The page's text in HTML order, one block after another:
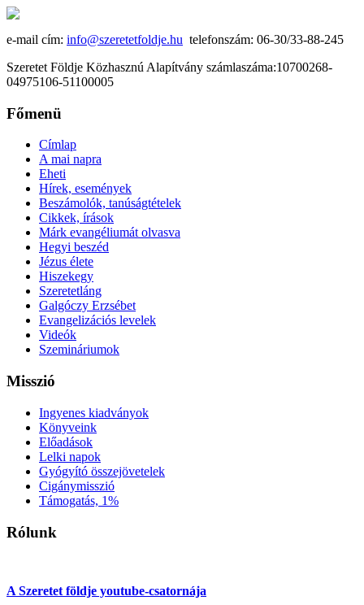
e-mail cím: info@szeretetfoldje.hu telefonszám: 06-30/33-88-245
Szeretet Földje Közhasznú Alapítvány számlaszáma:10700268-
04975106-51100005
Főmenü
Címlap
A mai napra
Eheti
Hírek, események
Beszámolók, tanúságtételek
Cikkek, írások
Márk evangéliumát olvasva
Hegyi beszéd
Jézus élete
Hiszekegy
Szeretetláng
Galgóczy Erzsébet
Evangelizációs levelek
Videók
Szemináriumok
Misszió
Ingyenes kiadványok
Könyveink
Előadások
Lelki napok
Gyógyító összejövetelek
Cigánymisszió
Támogatás, 1%
Rólunk
A Szeretet földje youtube-csatornája